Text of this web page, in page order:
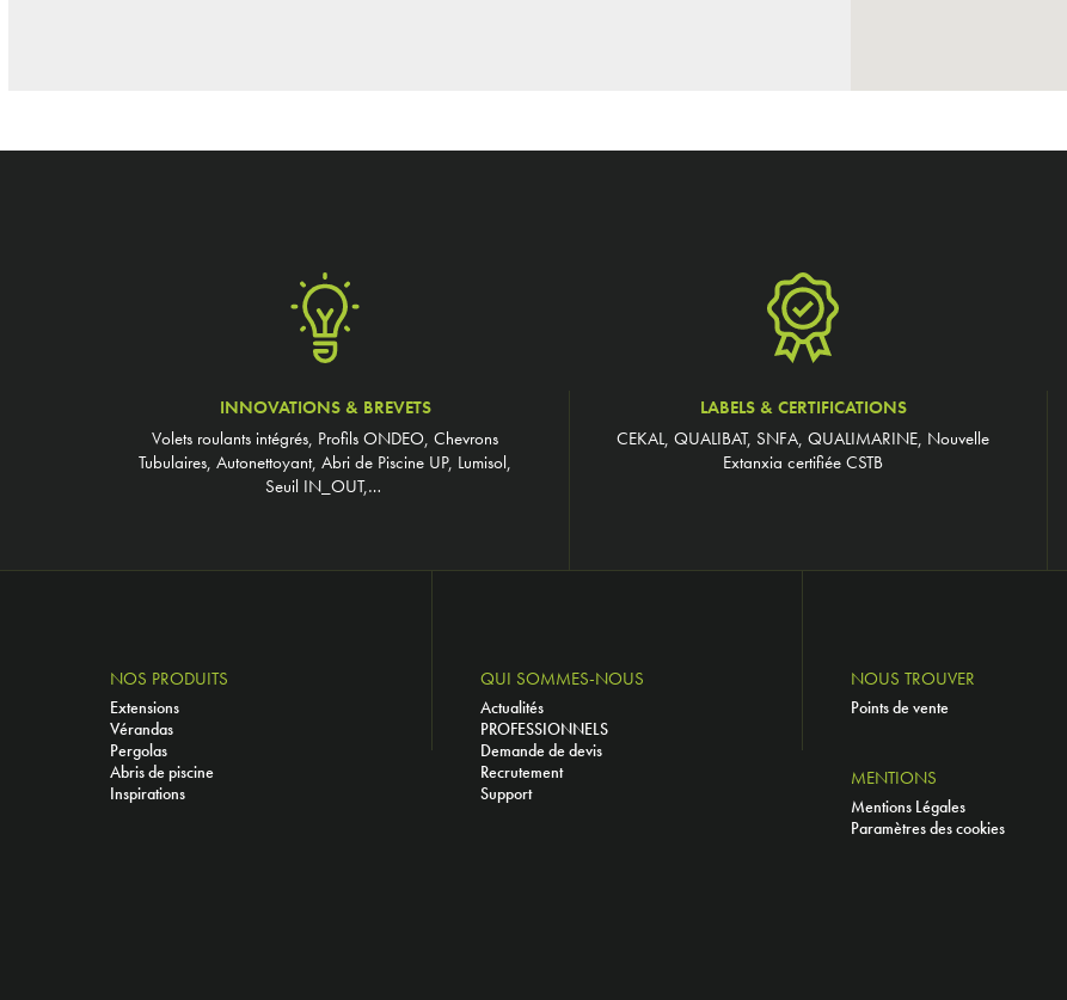
INNOVATIONS & BREVETS
Volets roulants intégrés, Profils ONDEO, Chevrons
Tubulaires, Autonettoyant, Abri de Piscine UP, Lumisol,
Seuil IN_OUT,…
LABELS & CERTIFICATIONS
CEKAL, QUALIBAT, SNFA, QUALIMARINE, Nouvelle
Extanxia certifiée CSTB
NOS PRODUITS
Extensions
Vérandas
Pergolas
Abris de piscine
Inspirations
QUI SOMMES-NOUS
Actualités
PROFESSIONNELS
Demande de devis
Recrutement
Support
NOUS TROUVER
Points de vente
MENTIONS
Mentions Légales
Paramètres des cookies